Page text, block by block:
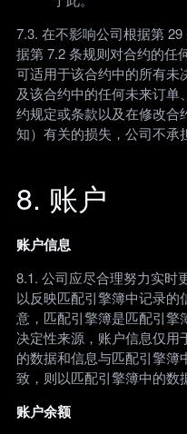
7.3. 在不影响公司根据第
据第 7.2 条规则对合约的任
可适用于该合约中的所有未
及该合约中的任何未来订
约规定或条款以及在修改合
知）有关的损失，公司不承
8. 账户
账户信息
8.1. 公司应尽合理努力实时
以反映匹配引擎簿中记录的
意，匹配引擎簿是匹配引擎
决定性来源，账户信息仅用
的数据和信息与匹配引擎簿
致，则以匹配引擎簿中的数
账户余额